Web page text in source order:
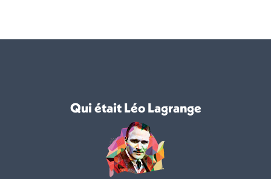
Qui était Léo Lagrange